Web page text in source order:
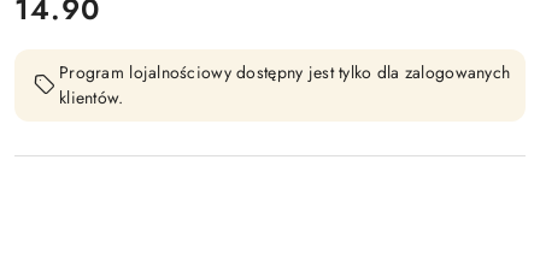
14.90
Program lojalnościowy dostępny jest tylko dla zalogowanych
klientów.